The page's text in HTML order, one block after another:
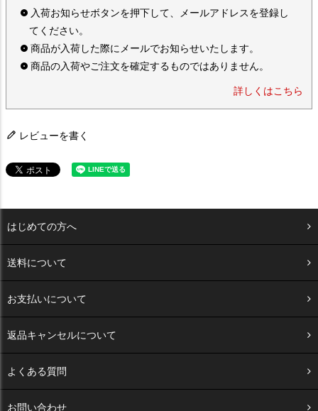
入荷お知らせボタンを押下して、メールアドレスを登録し
てください。
商品が入荷した際にメールでお知らせいたします。
商品の入荷やご注文を確定するものではありません。
詳しくはこちら
レビューを書く
はじめての方へ
送料について
お支払いについて
返品キャンセルについて
よくある質問
お問い合わせ